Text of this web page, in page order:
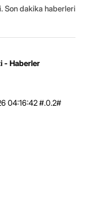
Son dakika haberleri
- Haberler
04:16:42 #.0.2#